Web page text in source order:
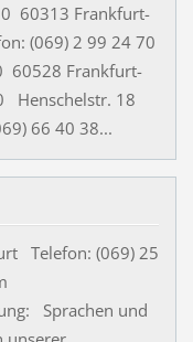
60313 Frankfurt-
(069) 2 99 24 70
60528 Frankfurt-
Henschelstr. 18
66 40 38...
Telefon: (069) 25
Sprachen und